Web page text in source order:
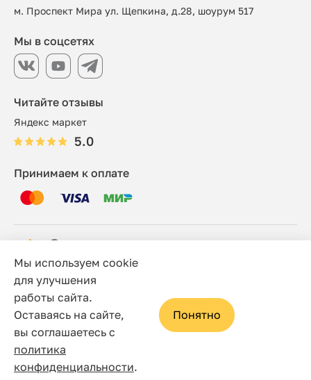
Читайте отзывы
Яндекс маркет
5.0
м. Проспект Мира ул. Щепкина, д.28, шоурум 517
Принимаем к оплате
Мы в соцсетях
© 2006 - 2026 Этно-шоп, Интернет-магазин
Политика конфиденциальности
Сайт носит исключительно информационный характер, и
ни при каких условиях не является публичной офертой,
определяемой положениями статьи 437(2) Гражданского
кодекса Российской Федерации
Мы используем cookie
для улучшения
работы сайта.
Оставаясь на сайте,
вы соглашаетесь с
политика
конфиденциальности.
Понятно